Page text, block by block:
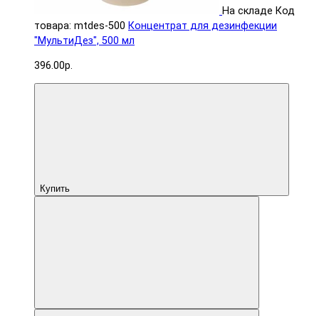
На складе Код
товара: mtdes-500 Концентрат для дезинфекции
"МультиДез", 500 мл
396.00р.
Купить